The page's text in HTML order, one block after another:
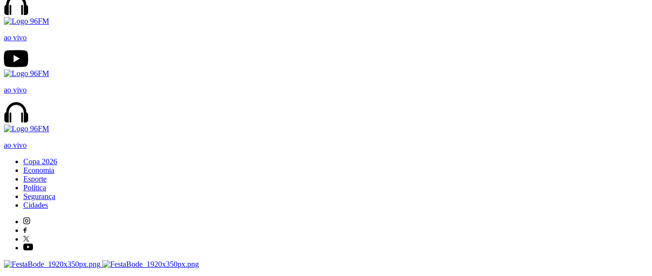
ao vivo
ao vivo
ao vivo
Copa 2026
Economia
Esporte
Política
Segurança
Cidades